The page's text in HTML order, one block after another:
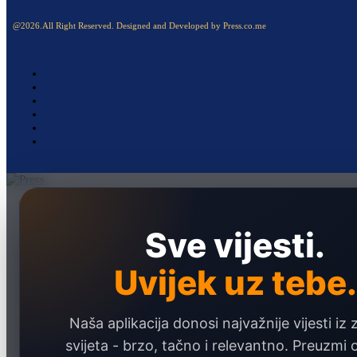
@2026.All Right Reserved. Designed and Developed by Press.co.me
Sve vijesti.
Uvijek uz tebe.
Naša aplikacija donosi najvažnije vijesti iz
svijeta - brzo, tačno i relevantno. Preuzmi
Marketing